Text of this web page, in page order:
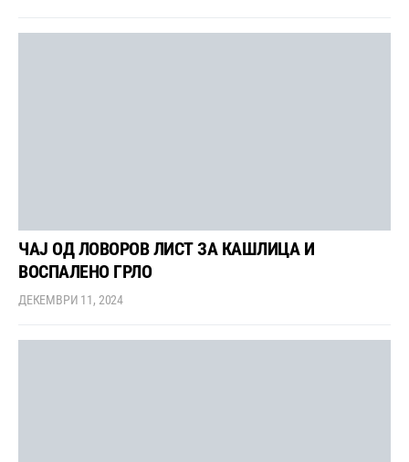
ЧАЈ ОД ЛОВОРОВ ЛИСТ ЗА КАШЛИЦА И
ВОСПАЛЕНО ГРЛО
ДЕКЕМВРИ 11, 2024